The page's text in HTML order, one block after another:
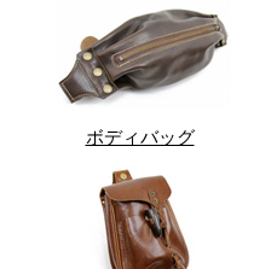
ボディバッグ